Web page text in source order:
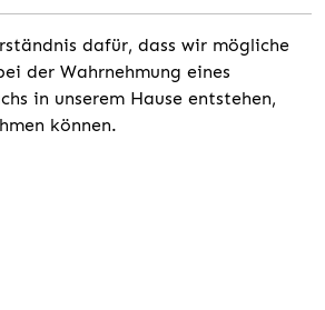
dafür, dass wir mögliche
der Wahrnehmung eines
in unserem Hause entstehen,
können.